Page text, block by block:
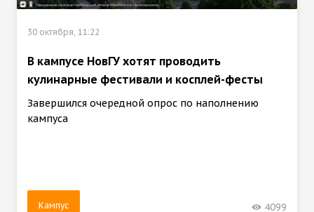
30 октября, 11:22
В кампусе НовГУ хотят проводить
кулинарные фестивали и косплей-фесты
Завершился очередной опрос по наполнению
кампуса
Кампус 4099